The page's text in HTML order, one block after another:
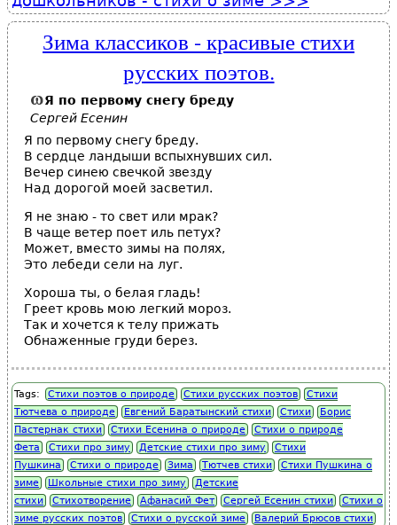
Зима классиков - красивые стихи
русских поэтов.
Я по первому снегу бреду
Сергей Есенин
Я по первому снегу бреду.
В сердце ландыши вспыхнувших сил.
Вечер синею свечкой звезду
Над дорогой моей засветил.
Я не знаю - то свет или мрак?
В чаще ветер поет иль петух?
Может, вместо зимы на полях,
Это лебеди сели на луг.
Хороша ты, о белая гладь!
Греет кровь мою легкий мороз.
Так и хочется к телу прижать
Обнаженные груди берез.
Tags: Стихи поэтов о природе Стихи русских поэтов
Стихи
Тютчева о природе
Евгений Баратынский стихи Стихи
Борис
Пастернак стихи
Стихи Есенина о природе
Стихи о природе
Фета
Стихи про зиму Детские стихи про зиму
Стихи
Пушкина
Стихи о природе Зима Тютчев стихи
Стихи Пушкина о
зиме
Школьные стихи про зиму
Детские
стихи
Стихотворение Афанасий Фет Сергей Есенин стихи
Стихи о
зиме русских поэтов
Стихи о русской зиме Валерий Брюсов стихи